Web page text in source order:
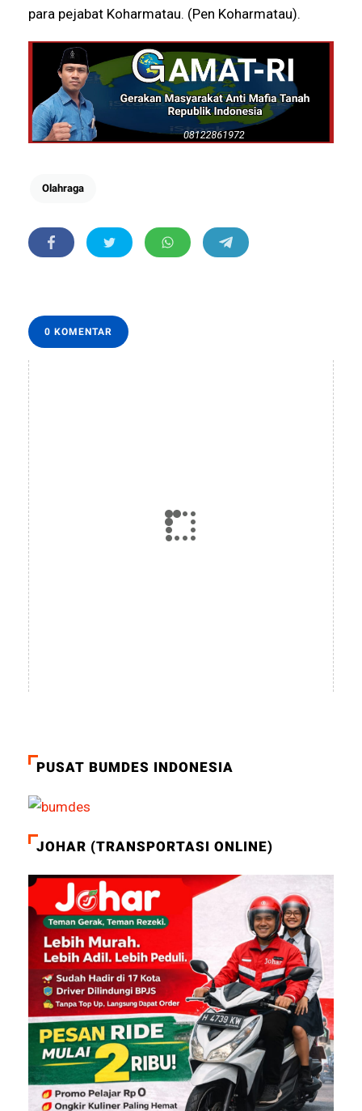
para pejabat Koharmatau. (Pen Koharmatau).
Olahraga
0 KOMENTAR
PUSAT BUMDES INDONESIA
JOHAR (TRANSPORTASI ONLINE)